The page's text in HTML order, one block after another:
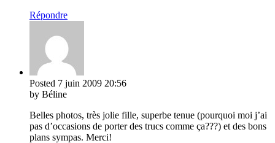
Répondre
Posted 7 juin 2009 20:56
by Béline
Belles photos, très jolie fille, superbe tenue (pourquoi moi j’ai
pas d’occasions de porter des trucs comme ça???) et des bons
plans sympas. Merci!